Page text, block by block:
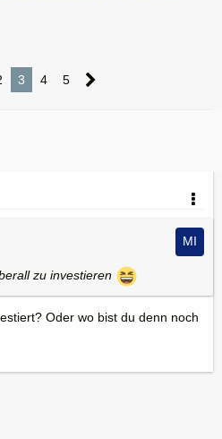
3 4 5
zu investieren
Oder wo bist du denn noch